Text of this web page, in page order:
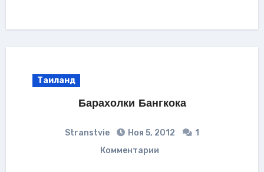
Таиланд
Барахолки Бангкока
Stranstvie Ноя 5, 2012
1
Комментарии